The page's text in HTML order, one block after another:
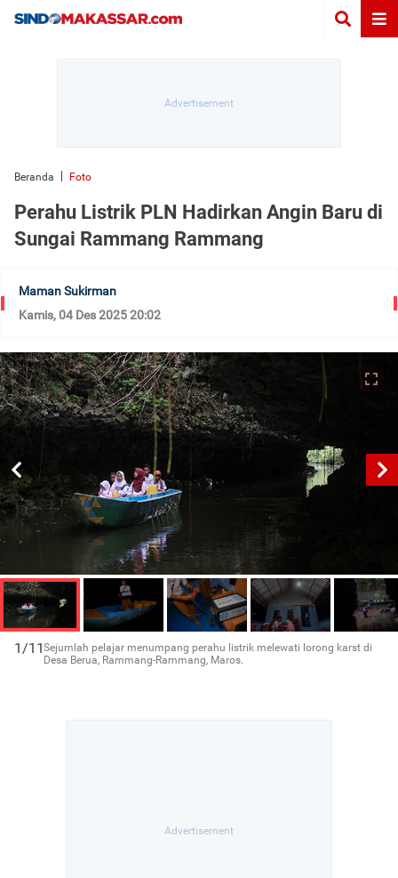
Beranda Foto
Perahu Listrik PLN Hadirkan Angin Baru di
Sungai Rammang Rammang
Maman Sukirman
Kamis, 04 Des 2025 20:02
1/11Sejumlah pelajar menumpang perahu listrik melewati lorong karst di
Desa Berua, Rammang-Rammang, Maros.